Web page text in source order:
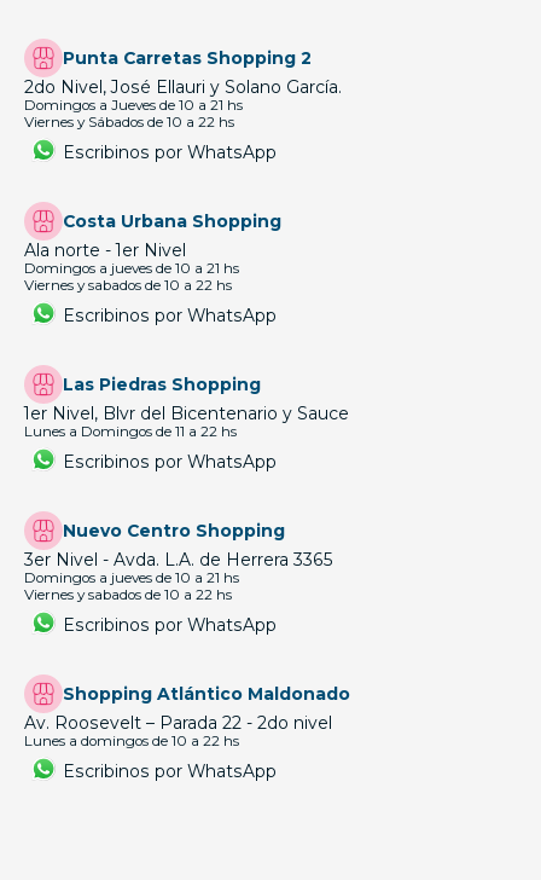
Punta Carretas Shopping 2
2do Nivel, José Ellauri y Solano García.
Domingos a Jueves de 10 a 21 hs
Viernes y Sábados de 10 a 22 hs
Escribinos por WhatsApp
Costa Urbana Shopping
Ala norte - 1er Nivel
Domingos a jueves de 10 a 21 hs
Viernes y sabados de 10 a 22 hs
Escribinos por WhatsApp
Las Piedras Shopping
1er Nivel, Blvr del Bicentenario y Sauce
Lunes a Domingos de 11 a 22 hs
Escribinos por WhatsApp
Nuevo Centro Shopping
3er Nivel - Avda. L.A. de Herrera 3365
Domingos a jueves de 10 a 21 hs
Viernes y sabados de 10 a 22 hs
Escribinos por WhatsApp
Shopping Atlántico Maldonado
Av. Roosevelt – Parada 22 - 2do nivel
Lunes a domingos de 10 a 22 hs
Escribinos por WhatsApp